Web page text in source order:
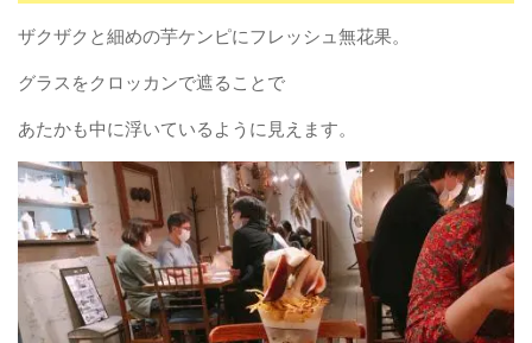
ザクザクと細めの芋ケンピにフレッシュ無花果。
グラスをクロッカンで遮ることで
あたかも中に浮いているように見えます。